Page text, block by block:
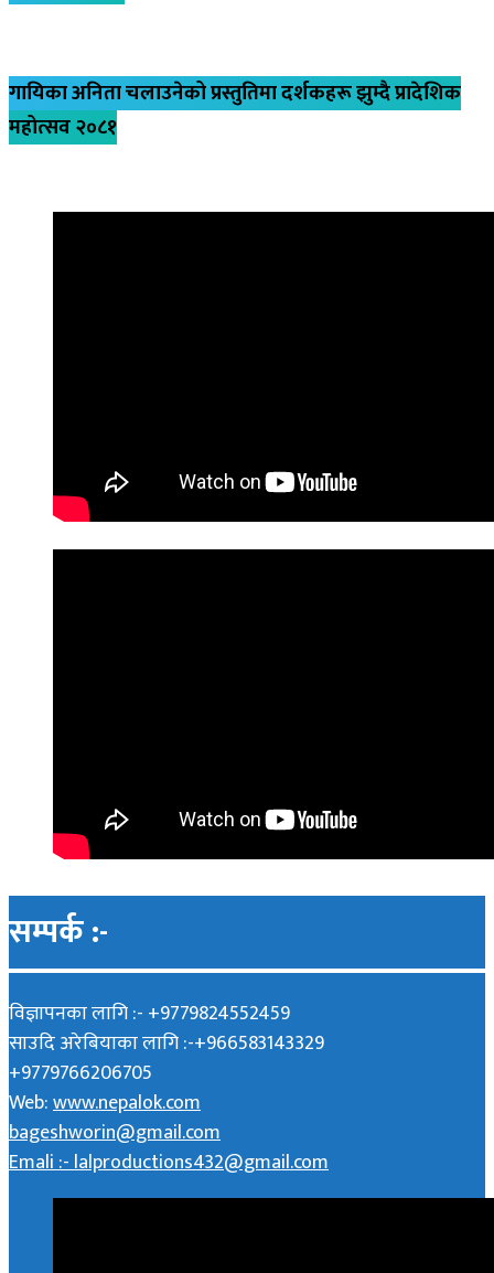
गायिका अनिता चलाउनेको प्रस्तुतिमा दर्शकहरू झुम्दै प्रादेशिक
महोत्सव २०८१
सम्पर्क :-
विज्ञापनका लागि :- +9779824552459
साउदि अरेबियाका लागि :-+966583143329
+9779766206705
Web:www.nepalok.com
bageshworin@gmail.com
Emali :- lalproductions432@gmail.com